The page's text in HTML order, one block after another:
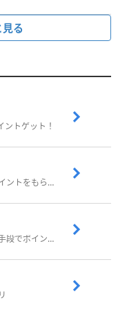
る
ントゲット！
歩いてポイ活！日常生活でお得にポイントをもらおう
歩いたりアンケート回答など幅広い手段でポイントをゲット